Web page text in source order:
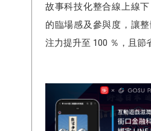
故事科技化整合線上線
的臨場感及參與度，讓
注力提升至 100 ％，且節